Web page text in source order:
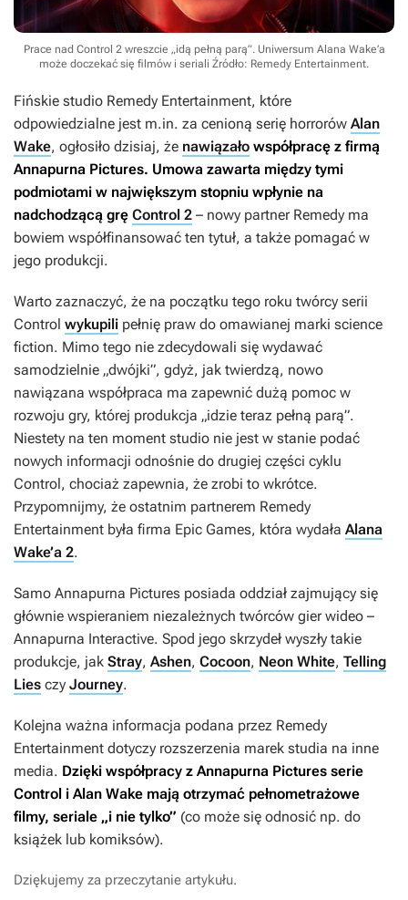
Prace nad Control 2 wreszcie „idą pełną parą”. Uniwersum Alana Wake’a
może doczekać się filmów i seriali Źródło: Remedy Entertainment.
Fińskie studio Remedy Entertainment, które
odpowiedzialne jest m.in. za cenioną serię horrorów Alan
Wake, ogłosiło dzisiaj, że nawiązało współpracę z firmą
Annapurna Pictures. Umowa zawarta między tymi
podmiotami w największym stopniu wpłynie na
nadchodzącą grę Control 2 – nowy partner Remedy ma
bowiem współfinansować ten tytuł, a także pomagać w
jego produkcji.
Warto zaznaczyć, że na początku tego roku twórcy serii
Control wykupili pełnię praw do omawianej marki science
fiction. Mimo tego nie zdecydowali się wydawać
samodzielnie „dwójki”, gdyż, jak twierdzą, nowo
nawiązana współpraca ma zapewnić dużą pomoc w
rozwoju gry, której produkcja „idzie teraz pełną parą”.
Niestety na ten moment studio nie jest w stanie podać
nowych informacji odnośnie do drugiej części cyklu
Control, chociaż zapewnia, że zrobi to wkrótce.
Przypomnijmy, że ostatnim partnerem Remedy
Entertainment była firma Epic Games, która wydała Alana
Wake’a 2.
Samo Annapurna Pictures posiada oddział zajmujący się
głównie wspieraniem niezależnych twórców gier wideo –
Annapurna Interactive. Spod jego skrzydeł wyszły takie
produkcje, jak Stray, Ashen, Cocoon, Neon White, Telling
Lies czy Journey.
Kolejna ważna informacja podana przez Remedy
Entertainment dotyczy rozszerzenia marek studia na inne
media. Dzięki współpracy z Annapurna Pictures serie
Control i Alan Wake mają otrzymać pełnometrażowe
filmy, seriale „i nie tylko” (co może się odnosić np. do
książek lub komiksów).
Dziękujemy za przeczytanie artykułu.